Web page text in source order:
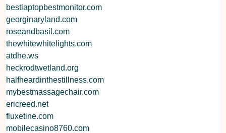
bestlaptopbestmonitor.com
georginaryland.com
roseandbasil.com
thewhitewhitelights.com
atdhe.ws
heckrodtwetland.org
halfheardinthestillness.com
mybestmassagechair.com
ericreed.net
fluxetine.com
mobilecasino8760.com